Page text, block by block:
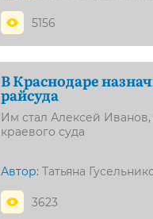
5156
В Краснодаре
райсуда
Им стал Алексей
краевого суда
Автор: Татьяна
3623